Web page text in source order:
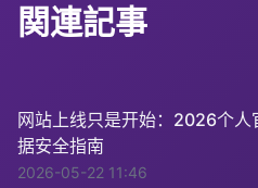
関連記事
网站上线只是开始：2026个
据安全指南
2026-05-22 11:46